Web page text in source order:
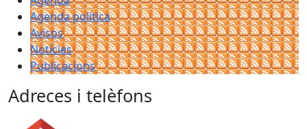
Agenda política
Avisos
Notícies
Publicacions
Adreces i telèfons